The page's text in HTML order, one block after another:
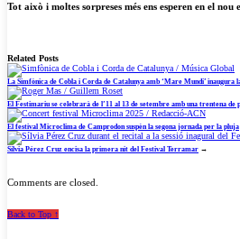
Tot això i moltes sorpreses més ens esperen en el
Related Posts
La Simfònica de Cobla i Corda de Catalunya amb ‘Mare Mundi’ inaugura
El Festimariu se celebrarà de l’11 al 13 de setembre amb una trentena de
El festival Microclima de Camprodon suspèn la segona jornada per la pluja
Sílvia Pérez Cruz encisa la primera nit del Festival Terramar →
Comments are closed.
Back to Top ↑